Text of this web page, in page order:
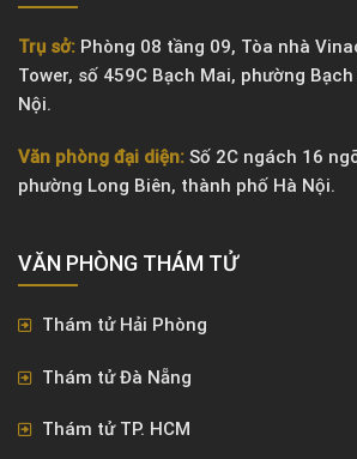
Trụ sở: Phòng 08 tầng 09, Tòa nhà
Tower, số 459C Bạch Mai, phường
Nội.
Văn phòng đại diện: Số 2C ngách 16
phường Long Biên, thành phố Hà Nội.
VĂN PHÒNG ​THÁM TỬ
Thám tử Hải Phòng
Thám tử Đà Nẵng
Thám tử TP. HCM